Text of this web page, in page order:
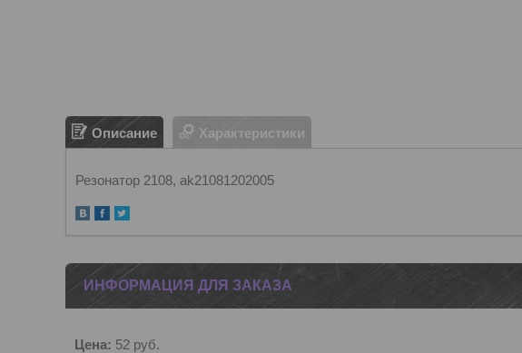
Описание Характеристики
Резонатор 2108, ak21081202005
ИНФОРМАЦИЯ ДЛЯ ЗАКАЗА
Цена: 52 руб.